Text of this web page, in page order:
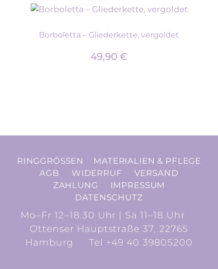
Borboletta – Gliederkette, vergoldet
49,90 €
RINGGRÖSSEN
MATERIALIEN & PFLEGE
AGB
WIDERRUF
VERSAND
ZAHLUNG
IMPRESSUM
DATENSCHUTZ
Mo–Fr 12–18.30 Uhr | Sa 11–18 Uhr
Ottenser Hauptstraße 37, 22765
Hamburg
Tel +49 40 39805200